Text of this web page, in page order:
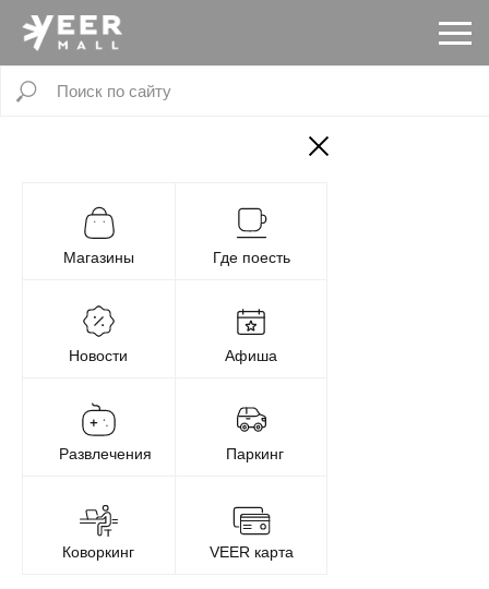
Магазины Где поесть
Новости
Паркинг
Афиша
Развлечения
VEER карта
Коворкинг